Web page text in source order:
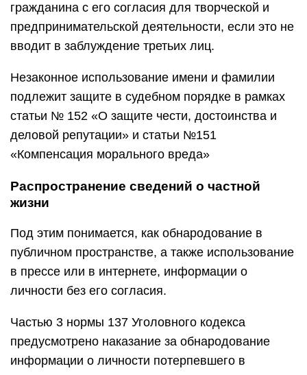
гражданина с его согласия для творческой и
предпринимательской деятельности, если это не
вводит в заблуждение третьих лиц.
Незаконное использование имени и фамилии
подлежит защите в судебном порядке в рамках
статьи № 152 «О защите чести, достоинства и
деловой репутации» и статьи №151
«Компенсация морального вреда»
Распространение сведений о частной
жизни
Под этим понимается, как обнародование в
публичном пространстве, а также использование
в прессе или в интернете, информации о
личности без его согласия.
Частью 3 нормы 137 Уголовного кодекса
предусмотрено наказание за обнародование
информации о личности потерпевшего в